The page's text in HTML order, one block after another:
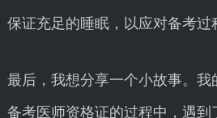
保证充足的睡眠，以应对备考过
最后，我想分享一个小故事。我
备考医师资格证的过程中，遇到